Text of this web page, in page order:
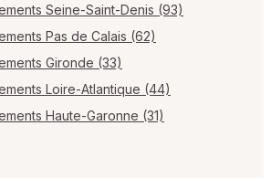
Seine-Saint-Denis (93)
Pas de Calais (62)
Gironde (33)
Loire-Atlantique (44)
Haute-Garonne (31)